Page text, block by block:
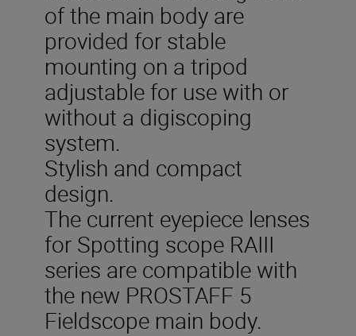
of the main body are
provided for stable
mounting on a tripod
adjustable for use with or
without a digiscoping
system.
Stylish and compact
design.
The current eyepiece lenses
for Spotting scope RAIII
series are compatible with
the new PROSTAFF 5
Fieldscope main body.